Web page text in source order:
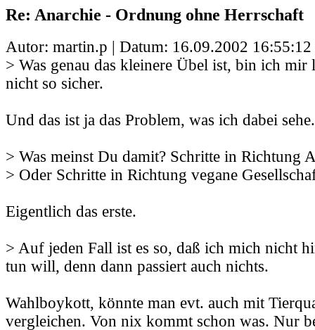
Re: Anarchie - Ordnung ohne Herrschaft
Autor: martin.p | Datum: 16.09.2002 16:55:12
> Was genau das kleinere Übel ist, bin ich mir
nicht so sicher.
Und das ist ja das Problem, was ich dabei sehe.
> Was meinst Du damit? Schritte in Richtung
> Oder Schritte in Richtung vegane
Eigentlich das erste.
> Auf jeden Fall ist es so, daß ich mich nicht
tun will, denn dann passiert auch nichts.
Wahlboykott, könnte man evt. auch mit
vergleichen. Von nix kommt schon was. Nur